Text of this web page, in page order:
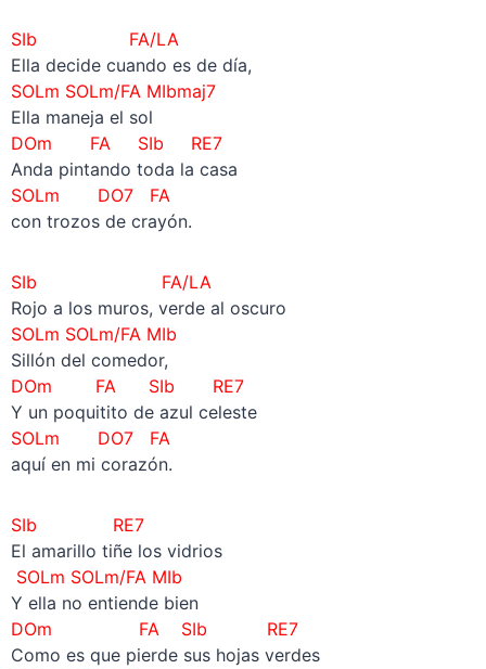
SIb FA/LA
Ella decide cuando es de día,
SOLm SOLm/FAMIbmaj7
Ella maneja el sol
DOm FA SIb RE7
Anda pintando toda la casa
SOLm DO7 FA
con trozos de crayón.
SIb FA/LA
Rojo a los muros, verde al oscuro
SOLm SOLm/FAMIb
Sillón del comedor,
DOm FA SIb RE7
Y un poquitito de azul celeste
SOLm DO7 FA
aquí en mi corazón.
SIb RE7
El amarillo tiñe los vidrios
SOLm SOLm/FAMIb
Y ella no entiende bien
DOm FA SIb RE7
Como es que pierde sus hojas verdes